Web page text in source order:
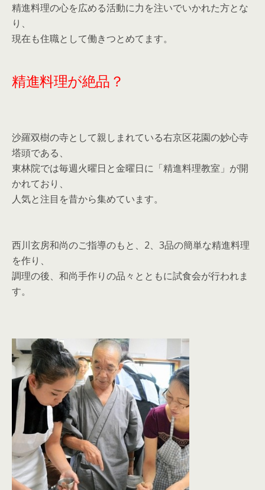
精進料理の心を広める活動に力を注いでいかれた方とな
り、
現在も住職として働きつとめてます。
精進料理が絶品？
沙羅双樹の寺として親しまれている右京区花園の妙心寺
塔頭である、
東林院では毎週火曜日と金曜日に「精進料理教室」が開
かれており、
人気と注目を昔から集めています。
西川玄房和尚のご指導のもと、2、3品の簡単な精進料理
を作り、
調理の後、和尚手作りの品々とともに試食会が行われま
す。